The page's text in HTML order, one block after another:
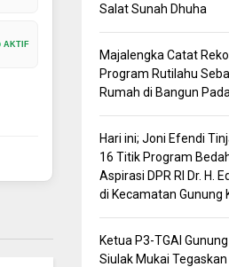
AKTIF
Salat Sunah Dhuha
Majalengka Catat
Program Rutilahu
Rumah di Bangun
Hari ini; Joni Efendi
16 Titik Program
Aspirasi DPR RI Dr. H.
di Kecamatan Gunung
Ketua P3-TGAI
Siulak Mukai